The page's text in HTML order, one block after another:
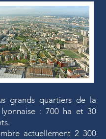
grands quartiers de la
: 700 ha et 30
actuellement 2 300